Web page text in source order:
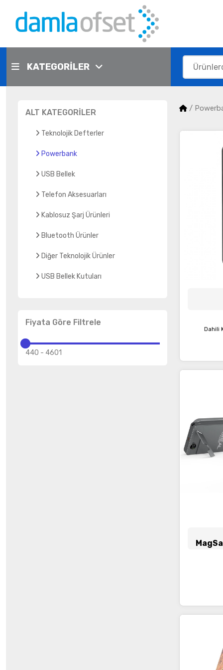
KATEGORİLER
ALT KATEGORİLER
Teknolojik Defterler
Powerbank
USB Bellek
Telefon Aksesuarları
Kablosuz Şarj Ürünleri
Bluetooth Ürünler
Diğer Teknolojik Ürünler
USB Bellek Kutuları
Fiyata Göre Filtrele
440 - 4601
/
Dahili